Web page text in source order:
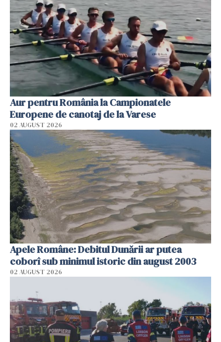
Aur pentru România la Campionatele
Europene de canotaj de la Varese
02 AUGUST 2026
Apele Române: Debitul Dunării ar putea
coborî sub minimul istoric din august 2003
02 AUGUST 2026